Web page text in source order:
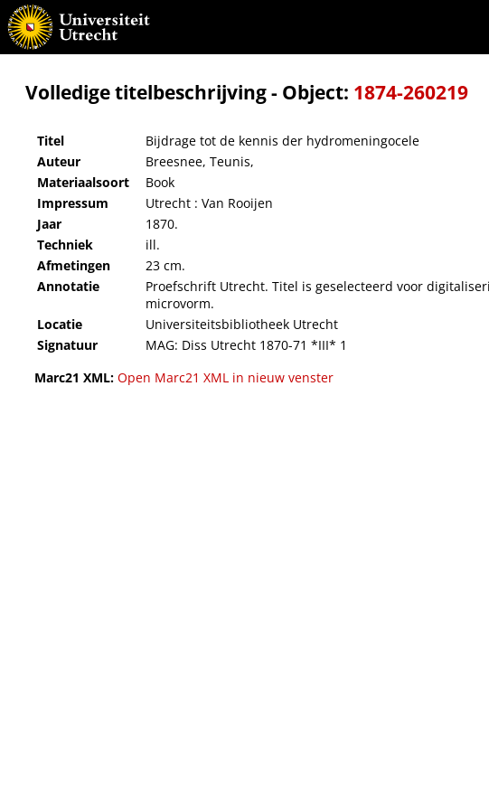
Bijdrage tot de kennis der hydromeningocele
Volledige titelbeschrijving - Object: 1874-260219
Titel Bijdrage tot de kennis der hydromeningocele
Auteur
Breesnee, Teunis,
Materiaalsoort
Book
Impressum
Utrecht : Van Rooijen
Jaar
1870.
Techniek
ill.
Afmetingen
23 cm.
Annotatie
Proefschrift Utrecht. Titel is geselecteerd voor
microvorm.
Locatie Universiteitsbibliotheek Utrecht
Signatuur
MAG: Diss Utrecht 1870-71 *III* 1
Marc21 XML: Open Marc21 XML in nieuw venster